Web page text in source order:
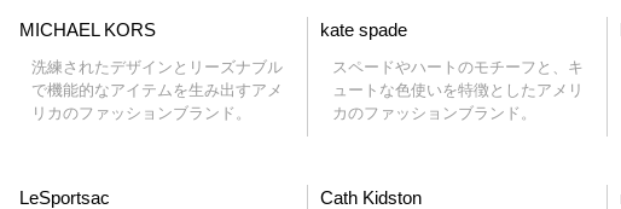
MICHAEL KORS
洗練されたデザインとリーズナブル
で機能的なアイテムを生み出すアメ
リカのファッションブランド。
kate spade
スペードやハートのモチーフと、キ
ュートな色使いを特徴としたアメリ
カのファッションブランド。
LeSportsac Cath Kidston